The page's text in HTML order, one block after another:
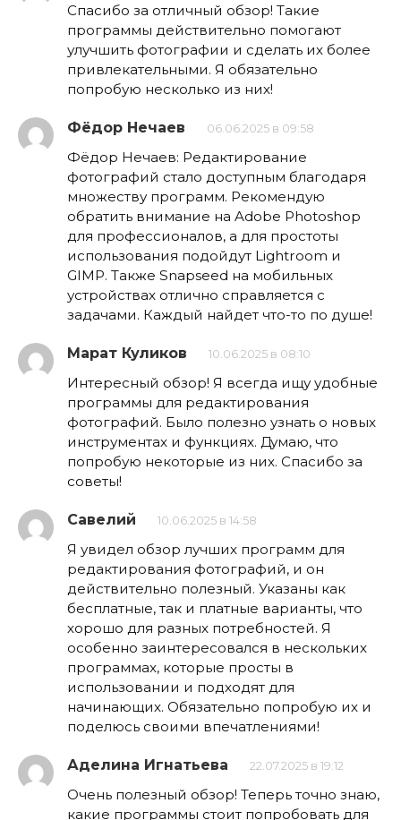
Спасибо за отличный обзор! Такие
программы действительно помогают
улучшить фотографии и сделать их более
привлекательными. Я обязательно
попробую несколько из них!
Фёдор Нечаев 06.06.2025 в 09:58
Фёдор Нечаев: Редактирование
фотографий стало доступным благодаря
множеству программ. Рекомендую
обратить внимание на Adobe Photoshop
для профессионалов, а для простоты
использования подойдут Lightroom и
GIMP. Также Snapseed на мобильных
устройствах отлично справляется с
задачами. Каждый найдет что-то по душе!
Марат Куликов 10.06.2025 в 08:10
Интересный обзор! Я всегда ищу удобные
программы для редактирования
фотографий. Было полезно узнать о новых
инструментах и функциях. Думаю, что
попробую некоторые из них. Спасибо за
советы!
Савелий 10.06.2025 в 14:58
Я увидел обзор лучших программ для
редактирования фотографий, и он
действительно полезный. Указаны как
бесплатные, так и платные варианты, что
хорошо для разных потребностей. Я
особенно заинтересовался в нескольких
программах, которые просты в
использовании и подходят для
начинающих. Обязательно попробую их и
поделюсь своими впечатлениями!
Аделина Игнатьева 22.07.2025 в 19:12
Очень полезный обзор! Теперь точно знаю,
какие программы стоит попробовать для